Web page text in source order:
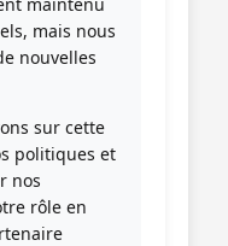
mais nous
nouvelles
sur cette
politiques et
nos
rôle en